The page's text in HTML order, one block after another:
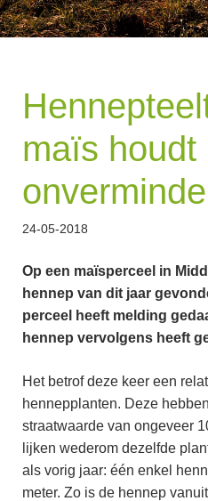
maïs houdt
24-05-2018
Op een maïsperceel in
hennep van dit jaar
perceel heeft melding
hennep vervolgens heeft
Het betrof deze keer een
hennepplanten. Deze
straatwaarde van ongeveer
lijken wederom dezelfde
als vorig jaar: één enkel
meter. Zo is de hennep